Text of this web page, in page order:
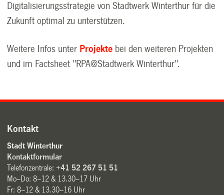
Digitalisierungsstrategie von Stadtwerk Winterthur für die
Zukunft optimal zu unterstützen.
Weitere Infos unter Projekte bei den weiteren Projekten
und im Factsheet "RPA@Stadtwerk Winterthur".
Kontakt
Stadt Winterthur
Kontaktformular
Telefonzentrale:+41 52 267 51 51
Mo–Do: 8–12 & 13.30–17 Uhr
Fr: 8–12 & 13.30–16 Uhr